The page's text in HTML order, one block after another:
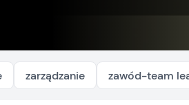
zarządzanie zawód-team